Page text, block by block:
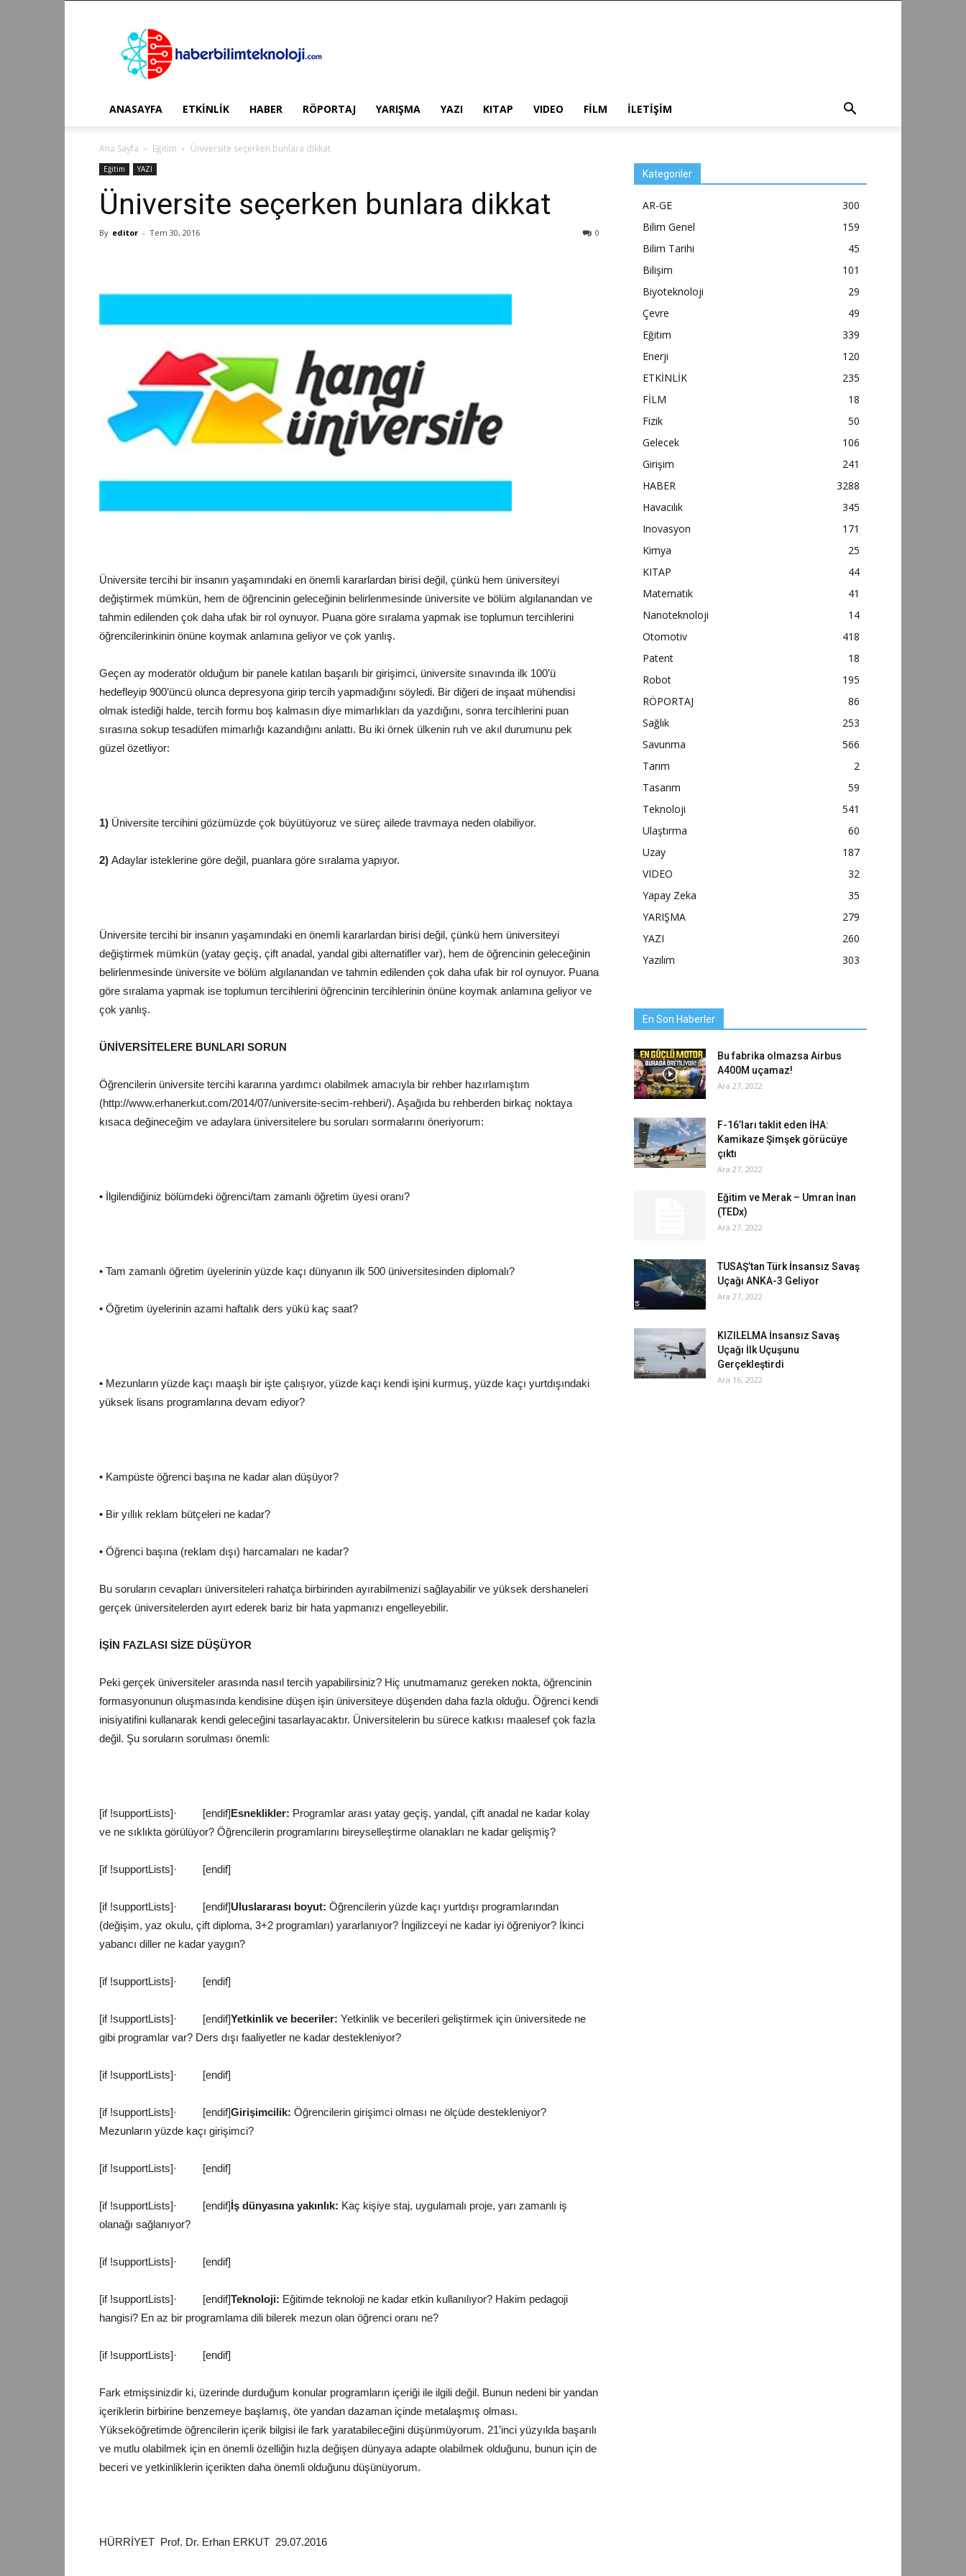
Haber
Bilim
Teknoloji
ANASAYFA ETKİNLİK HABER RÖPORTAJ YARIŞMA YAZI KITAP VIDEO FİLM İLETİŞİM
Ana Sayfa Eğitim Üniversite seçerken bunlara dikkat
Eğitim YAZI
Üniversite seçerken bunlara dikkat
By editor - Tem 30, 2016 0
Üniversite tercihi bir insanın yaşamındaki en önemli kararlardan birisi değil, çünkü hem üniversiteyi
değiştirmek mümkün, hem de öğrencinin geleceğinin belirlenmesinde üniversite ve bölüm algılanandan ve
tahmin edilenden çok daha ufak bir rol oynuyor. Puana göre sıralama yapmak ise toplumun tercihlerini
öğrencilerinkinin önüne koymak anlamına geliyor ve çok yanlış.
Geçen ay moderatör olduğum bir panele katılan başarılı bir girişimci, üniversite sınavında ilk 100’ü
hedefleyip 900’üncü olunca depresyona girip tercih yapmadığını söyledi. Bir diğeri de inşaat mühendisi
olmak istediği halde, tercih formu boş kalmasın diye mimarlıkları da yazdığını, sonra tercihlerini puan
sırasına sokup tesadüfen mimarlığı kazandığını anlattı. Bu iki örnek ülkenin ruh ve akıl durumunu pek
güzel özetliyor:
1) Üniversite tercihini gözümüzde çok büyütüyoruz ve süreç ailede travmaya neden olabiliyor.
2) Adaylar isteklerine göre değil, puanlara göre sıralama yapıyor.
Üniversite tercihi bir insanın yaşamındaki en önemli kararlardan birisi değil, çünkü hem üniversiteyi
değiştirmek mümkün (yatay geçiş, çift anadal, yandal gibi alternatifler var), hem de öğrencinin geleceğinin
belirlenmesinde üniversite ve bölüm algılanandan ve tahmin edilenden çok daha ufak bir rol oynuyor. Puana
göre sıralama yapmak ise toplumun tercihlerini öğrencinin tercihlerinin önüne koymak anlamına geliyor ve
çok yanlış.
ÜNİVERSİTELERE BUNLARI SORUN
Öğrencilerin üniversite tercihi kararına yardımcı olabilmek amacıyla bir rehber hazırlamıştım
(http://www.erhanerkut.com/2014/07/universite-secim-rehberi/). Aşağıda bu rehberden birkaç noktaya
kısaca değineceğim ve adaylara üniversitelere bu soruları sormalarını öneriyorum:
• İlgilendiğiniz bölümdeki öğrenci/tam zamanlı öğretim üyesi oranı?
• Tam zamanlı öğretim üyelerinin yüzde kaçı dünyanın ilk 500 üniversitesinden diplomalı?
• Öğretim üyelerinin azami haftalık ders yükü kaç saat?
• Mezunların yüzde kaçı maaşlı bir işte çalışıyor, yüzde kaçı kendi işini kurmuş, yüzde kaçı yurtdışındaki
yüksek lisans programlarına devam ediyor?
• Kampüste öğrenci başına ne kadar alan düşüyor?
• Bir yıllık reklam bütçeleri ne kadar?
• Öğrenci başına (reklam dışı) harcamaları ne kadar?
Bu soruların cevapları üniversiteleri rahatça birbirinden ayırabilmenizi sağlayabilir ve yüksek dershaneleri
gerçek üniversitelerden ayırt ederek bariz bir hata yapmanızı engelleyebilir.
İŞİN FAZLASI SİZE DÜŞÜYOR
Peki gerçek üniversiteler arasında nasıl tercih yapabilirsiniz? Hiç unutmamanız gereken nokta, öğrencinin
formasyonunun oluşmasında kendisine düşen işin üniversiteye düşenden daha fazla olduğu. Öğrenci kendi
inisiyatifini kullanarak kendi geleceğini tasarlayacaktır. Üniversitelerin bu sürece katkısı maalesef çok fazla
değil. Şu soruların sorulması önemli:
[if !supportLists]· [endif]Esneklikler: Programlar arası yatay geçiş, yandal, çift anadal ne kadar kolay
ve ne sıklıkta görülüyor? Öğrencilerin programlarını bireyselleştirme olanakları ne kadar gelişmiş?
[if !supportLists]· [endif]
[if !supportLists]· [endif]Uluslararası boyut: Öğrencilerin yüzde kaçı yurtdışı programlarından
(değişim, yaz okulu, çift diploma, 3+2 programları) yararlanıyor? İngilizceyi ne kadar iyi öğreniyor? İkinci
yabancı diller ne kadar yaygın?
[if !supportLists]· [endif]
[if !supportLists]· [endif]Yetkinlik ve beceriler: Yetkinlik ve becerileri geliştirmek için üniversitede ne
gibi programlar var? Ders dışı faaliyetler ne kadar destekleniyor?
[if !supportLists]· [endif]
[if !supportLists]· [endif]Girişimcilik: Öğrencilerin girişimci olması ne ölçüde destekleniyor?
Mezunların yüzde kaçı girişimci?
[if !supportLists]· [endif]
[if !supportLists]· [endif]İş dünyasına yakınlık: Kaç kişiye staj, uygulamalı proje, yarı zamanlı iş
olanağı sağlanıyor?
[if !supportLists]· [endif]
[if !supportLists]· [endif]Teknoloji: Eğitimde teknoloji ne kadar etkin kullanılıyor? Hakim pedagoji
hangisi? En az bir programlama dili bilerek mezun olan öğrenci oranı ne?
[if !supportLists]· [endif]
Fark etmişsinizdir ki, üzerinde durduğum konular programların içeriği ile ilgili değil. Bunun nedeni bir yandan
içeriklerin birbirine benzemeye başlamış, öte yandan dazaman içinde metalaşmış olması.
Yükseköğretimde öğrencilerin içerik bilgisi ile fark yaratabileceğini düşünmüyorum. 21’inci yüzyılda başarılı
ve mutlu olabilmek için en önemli özelliğin hızla değişen dünyaya adapte olabilmek olduğunu, bunun için de
beceri ve yetkinliklerin içerikten daha önemli olduğunu düşünüyorum.
HÜRRİYET Prof. Dr. Erhan ERKUT 29.07.2016
Kategoriler
AR-GE
300
Bilim Genel
159
Bilim Tarihi
45
Bilişim
101
Biyoteknoloji
29
Çevre
49
Eğitim
339
Enerji
120
ETKİNLİK
235
FİLM
18
Fizik
50
Gelecek
106
Girişim
241
HABER
3288
Havacılık
345
Inovasyon
171
Kimya
25
KITAP
44
Matematik
41
Nanoteknoloji
14
Otomotiv
418
Patent
18
Robot
195
RÖPORTAJ
86
Sağlık
253
Savunma
566
Tarım
2
Tasarım
59
Teknoloji
541
Ulaştırma
60
Uzay
187
VIDEO
32
Yapay Zeka
35
YARIŞMA
279
YAZI
260
Yazılım
303
En Son Haberler
Bu fabrika olmazsa Airbus
A400M uçamaz!
Ara 27, 2022
F-16’ları taklit eden İHA:
Kamikaze Şimşek görücüye
çıktı
Ara 27, 2022
Eğitim ve Merak – Umran İnan
(TEDx)
Ara 27, 2022
TUSAŞ’tan Türk İnsansız Savaş
Uçağı ANKA-3 Geliyor
Ara 27, 2022
KIZILELMA İnsansız Savaş
Uçağı İlk Uçuşunu
Gerçekleştirdi
Ara 16, 2022